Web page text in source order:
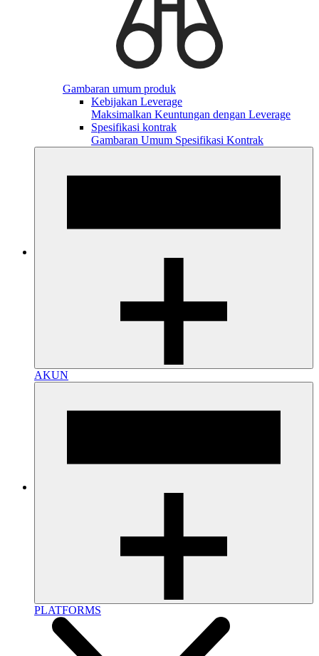
Gambaran umum produk
Kebijakan Leverage
Maksimalkan Keuntungan dengan Leverage
Spesifikasi kontrak
Gambaran Umum Spesifikasi Kontrak
AKUN
PLATFORMS